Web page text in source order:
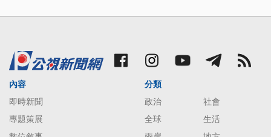
內容
即時新聞
專題策展
分類
政治
社會
全球
生活